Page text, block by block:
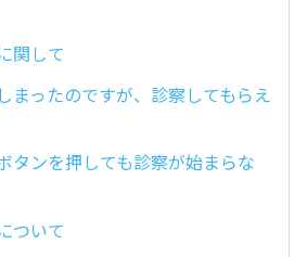
関して
まったのですが、診察してもらえ
タンを押しても診察が始まらな
ついて